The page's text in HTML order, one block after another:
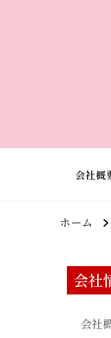
会社概
ホーム
会社
会社